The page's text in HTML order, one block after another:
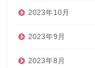
2023年10月
2023年9月
2023年8月